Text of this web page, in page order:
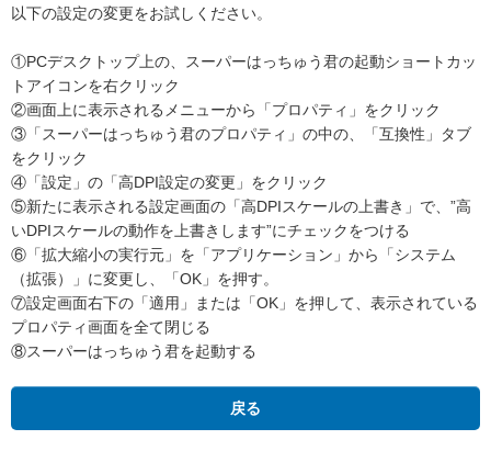
以下の設定の変更をお試しください。
①PCデスクトップ上の、スーパーはっちゅう君の起動ショートカッ
トアイコンを右クリック
②画面上に表示されるメニューから「プロパティ」をクリック
③「スーパーはっちゅう君のプロパティ」の中の、「互換性」タブ
をクリック
④「設定」の「高DPI設定の変更」をクリック
⑤新たに表示される設定画面の「高DPIスケールの上書き」で、”高
いDPIスケールの動作を上書きします”にチェックをつける
⑥「拡大縮小の実行元」を「アプリケーション」から「システム
（拡張）」に変更し、「OK」を押す。
⑦設定画面右下の「適用」または「OK」を押して、表示されている
プロパティ画面を全て閉じる
⑧スーパーはっちゅう君を起動する
戻る